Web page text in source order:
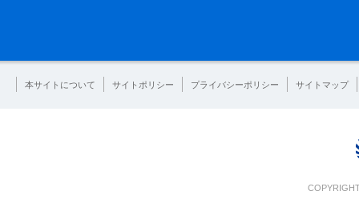
本サイトについて サイトポリシー プライバシーポリシー サイトマップ